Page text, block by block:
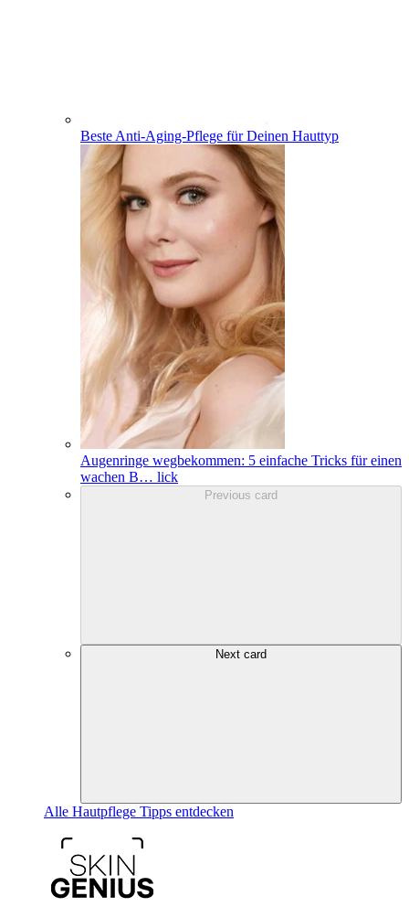
Beste Anti-Aging-Pflege für Deinen Hauttyp
Augenringe wegbekommen: 5 einfache Tricks für einen
wachen B… lick
Previous card
Next card
Alle Hautpflege Tipps entdecken